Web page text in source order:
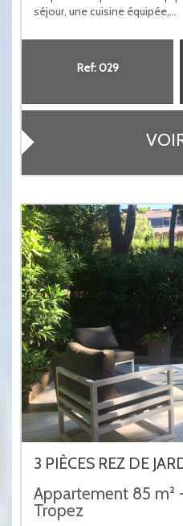
séjour, une cuisine équipée,...
Ref: 029
3 PIÈCES REZ DE
Appartement 85 m²
Tropez